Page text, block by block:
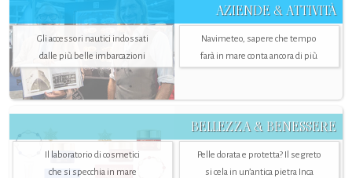
AZIENDE & ATTIVITÀ
Gli accessori nautici indossati
dalle più belle imbarcazioni
Navimeteo, sapere che tempo
farà in mare conta ancora di più
BELLEZZA & BENESSERE
Il laboratorio di cosmetici
che si specchia in mare
Pelle dorata e protetta? Il segreto
si cela in un’antica pietra Inca